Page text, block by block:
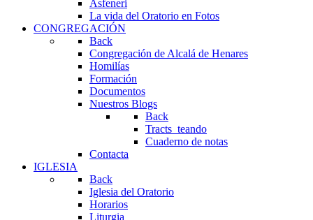
Asfeneri
La vida del Oratorio en Fotos
CONGREGACIÓN
Back
Congregación de Alcalá de Henares
Homilías
Formación
Documentos
Nuestros Blogs
Back
Tracts_teando
Cuaderno de notas
Contacta
IGLESIA
Back
Iglesia del Oratorio
Horarios
Liturgia